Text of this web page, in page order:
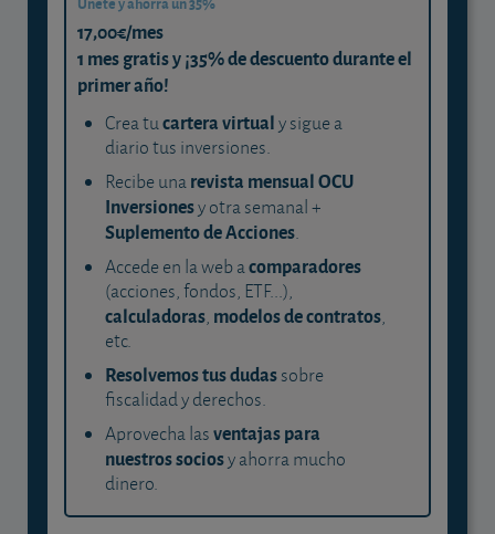
17,00€/mes
1 mes gratis y ¡35% de descuento durante el
primer año!
Crea tucartera virtualy sigue a
diario tus inversiones.
Recibe unarevista mensual OCU
Inversionesy otra semanal +
Suplemento de Acciones.
Accede en la web acomparadores
(acciones, fondos, ETF...),
calculadoras, modelos de contratos,
etc.
Resolvemos tus dudassobre
fiscalidad y derechos.
Aprovecha lasventajas para
nuestros sociosy ahorra mucho
dinero.